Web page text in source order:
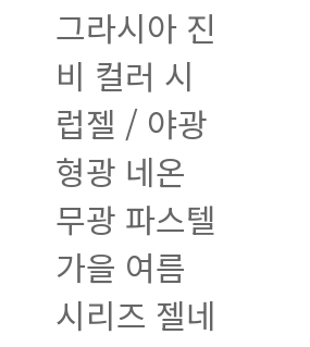
그라시아 진
비 컬러 시
럽젤 / 야광
형광 네온
무광 파스텔
가을 여름
시리즈 젤네